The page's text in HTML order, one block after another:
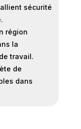
sécurité
région
la
travail.
de
dans